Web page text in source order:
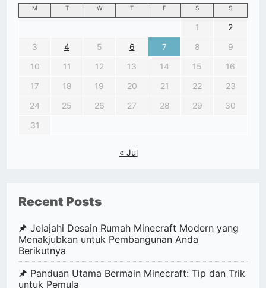
M T W T F S S
1
2
3
4 5 6 7 8
9
10
11 12 13 14 15
16
17
18 19 20 21 22
23
24
25 26 27 28 29
30
31
« Jul
Recent Posts
Jelajahi Desain Rumah Minecraft Modern yang
Menakjubkan untuk Pembangunan Anda
Berikutnya
Panduan Utama Bermain Minecraft: Tip dan Trik
untuk Pemula